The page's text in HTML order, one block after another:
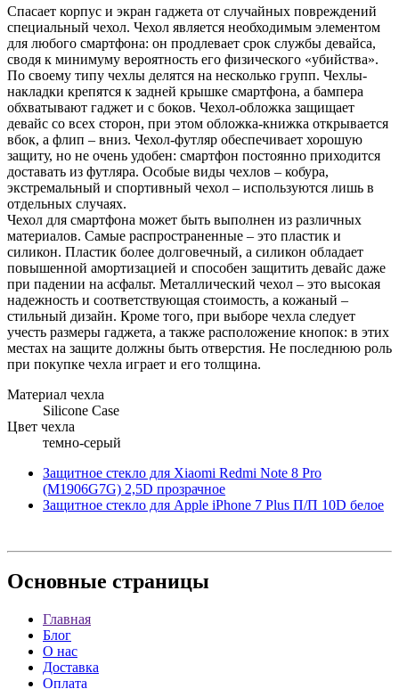
Спасает корпус и экран гаджета от случайных повреждений
специальный чехол. Чехол является необходимым элементом
для любого смартфона: он продлевает срок службы девайса,
сводя к минимуму вероятность его физического «убийства».
По своему типу чехлы делятся на несколько групп. Чехлы-
накладки крепятся к задней крышке смартфона, а бампера
обхватывают гаджет и с боков. Чехол-обложка защищает
девайс со всех сторон, при этом обложка-книжка открывается
вбок, а флип – вниз. Чехол-футляр обеспечивает хорошую
защиту, но не очень удобен: смартфон постоянно приходится
доставать из футляра. Особые виды чехлов – кобура,
экстремальный и спортивный чехол – используются лишь в
отдельных случаях.
Чехол для смартфона может быть выполнен из различных
материалов. Самые распространенные – это пластик и
силикон. Пластик более долговечный, а силикон обладает
повышенной амортизацией и способен защитить девайс даже
при падении на асфальт. Металлический чехол – это высокая
надежность и соответствующая стоимость, а кожаный –
стильный дизайн. Кроме того, при выборе чехла следует
учесть размеры гаджета, а также расположение кнопок: в этих
местах на защите должны быть отверстия. Не последнюю роль
при покупке чехла играет и его толщина.
Материал чехла
Silicone Case
Цвет чехла
темно-серый
Защитное стекло для Xiaomi Redmi Note 8 Pro
(M1906G7G) 2,5D прозрачное
Защитное стекло для Apple iPhone 7 Plus П/П 10D белое
Основные страницы
Главная
Блог
О нас
Доставка
Оплата